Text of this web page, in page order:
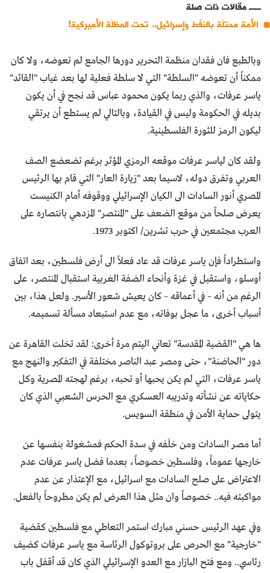
مقالات ذات صلة
الأمة محتلّة بالنفط وإسرائيل.. تحت المظلّة الأميركية!
وبالطبع فان فقدان منظمة التحرير دورها الجامع لم تعوضه، ولا كان
ممكناً أن تعوضه "السلطة" التي لا سلطة فعلية لها بعد غياب "القائد"
ياسر عرفات، والذي ربما يكون محمود عباس قد نجح في أن يكون
بديله في الحكومة وليس في القيادة، وبالتالي لم يستطع أن يرتقي
ليكون الرمز للثورة الفلسطينية.
ولقد كان لياسر عرفات موقعه الرمزي المؤثر برغم تضعضع الصف
العربي وتفرق دوله، لاسيما بعد "زيارة العار" التي قام بها الرئيس
المصري أنور السادات الى الكيان الإسرائيلي ووقوفه أمام الكنيست
يعرض صلحاً من موقع الضعف على "المنتصر" المزدهي بانتصاره على
العرب مجتمعين في حرب تشرين/ اكتوبر 1973.
واستطراداً فإن ياسر عرفات قد عاد فعلاً الى أرض فلسطين، بعد اتفاق
أوسلو، واستقبل في غزة وأنحاء الضفة الغربية استقبال المنتصر، على
الرغم من أنه – في أعماقه – كان يعيش شعور الأسير. ولعل هذا، بين
أسباب أخرى، ما عجل بوفاته، مع عدم استبعاد مسألة تسميمه.
ها هي "القضية المقدسة" تعاني اليتم مرة أخرى: لقد تخلت القاهرة عن
دور "الحاضنة"، حتى ومصر عبد الناصر مختلفة في التفكير والنهج مع
ياسر عرفات، التي لم يكن يحبها أو تحبه، برغم لهجته المصرية وكل
حكاياته عن نشأته وتدريبه العسكري مع الحرس الشعبي الذي كان
يتولى حماية الأمن في منطقة السويس.
أما مصر السادات ومن خلَفه في سدة الحكم فمشغولة بنفسها عن
خارجها عموماً، وفلسطين خصوصاً، بعدما فضل ياسر عرفات عدم
الاعتراض على صلح السادات مع اسرائيل، مع الإعتذار عن عدم
مواكبته فيه.. خصوصاً وان مثل هذا العرض لم يكن مطروحاً بالفعل.
وفي عهد الرئيس حسني مبارك استمر التعاطي مع فلسطين كقضية
"خارجية" مع الحرص على بروتوكول الرئاسة مع ياسر عرفات كضيف
رئاسي.. ومع فتح البازار مع العدو الإسرائيلي الذي كان قد أقفل باب